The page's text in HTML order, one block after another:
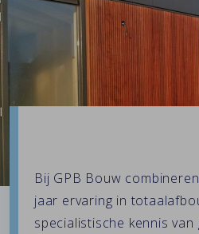
Bij GPB Bouw
jaar ervaring in
specialistische kennis van